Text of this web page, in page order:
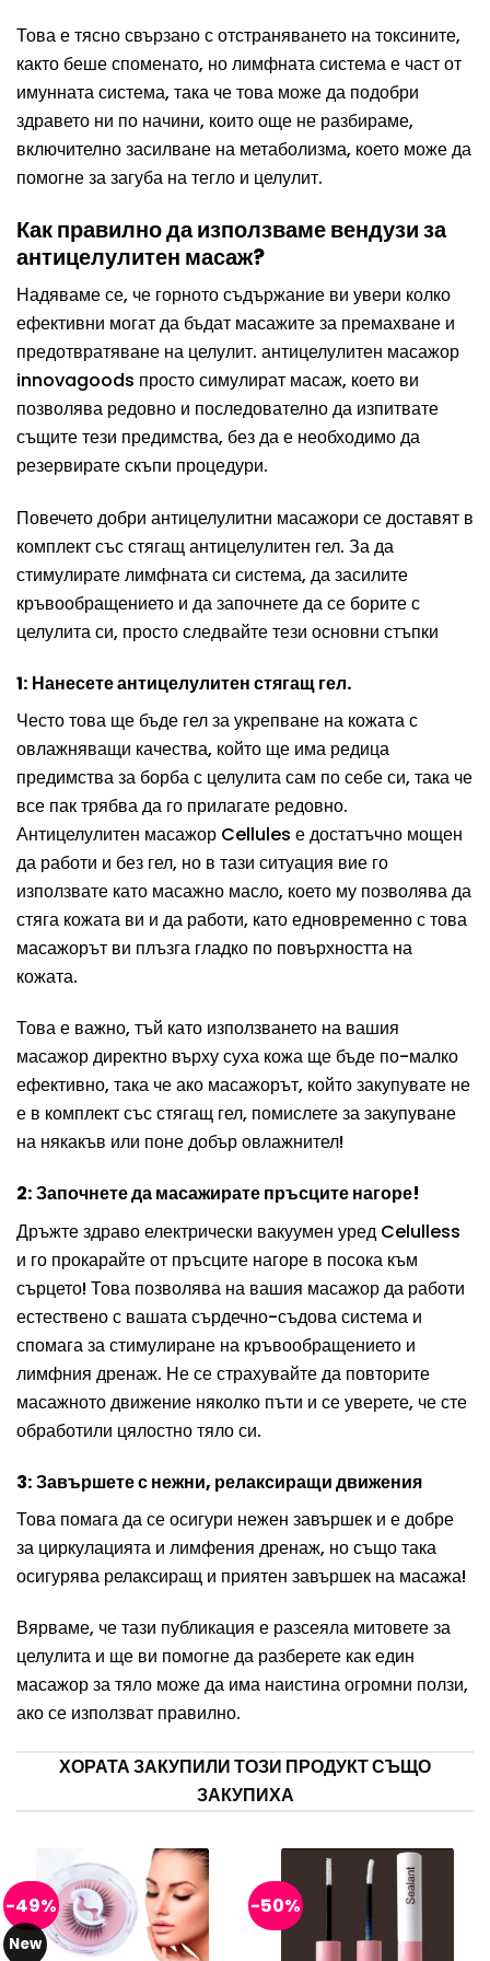
Това е тясно свързано с отстраняването на токсините,
както беше споменато, но лимфната система е част от
имунната система, така че това може да подобри
здравето ни по начини, които още не разбираме,
включително засилване на метаболизма, което може да
помогне за загуба на тегло и целулит.
Как правилно да използваме вендузи за
антицелулитен масаж?
Надяваме се, че горното съдържание ви увери колко
ефективни могат да бъдат масажите за премахване и
предотвратяване на целулит. антицелулитен масажор
innovagoods просто симулират масаж, което ви
позволява редовно и последователно да изпитвате
същите тези предимства, без да е необходимо да
резервирате скъпи процедури.
Повечето добри антицелулитни масажори се доставят в
комплект със стягащ антицелулитен гел. За да
стимулирате лимфната си система, да засилите
кръвообращението и да започнете да се борите с
целулита си, просто следвайте тези основни стъпки
1: Нанесете антицелулитен стягащ гел.
Често това ще бъде гел за укрепване на кожата с
овлажняващи качества, който ще има редица
предимства за борба с целулита сам по себе си, така че
все пак трябва да го прилагате редовно.
Антицелулитен масажор Cellules е достатъчно мощен
да работи и без гел, но в тази ситуация вие го
използвате като масажно масло, което му позволява да
стяга кожата ви и да работи, като едновременно с това
масажорът ви плъзга гладко по повърхността на
кожата.
Това е важно, тъй като използването на вашия
масажор директно върху суха кожа ще бъде по-малко
ефективно, така че ако масажорът, който закупувате не
е в комплект със стягащ гел, помислете за закупуване
на някакъв или поне добър овлажнител!
2: Започнете да масажирате пръсците нагоре!
Дръжте здраво електрически вакуумен уред Celulless
и го прокарайте от пръсците нагоре в посока към
сърцето! Това позволява на вашия масажор да работи
естествено с вашата сърдечно-съдова система и
спомага за стимулиране на кръвообращението и
лимфния дренаж. Не се страхувайте да повторите
масажното движение няколко пъти и се уверете, че сте
обработили цялостно тяло си.
3: Завършете с нежни, релаксиращи движения
Това помага да се осигури нежен завършек и е добре
за циркулацията и лимфения дренаж, но също така
осигурява релаксиращ и приятен завършек на масажа!
Вярваме, че тази публикация е разсеяла митовете за
целулита и ще ви помогне да разберете как един
масажор за тяло може да има наистина огромни ползи,
ако се използват правилно.
ХОРАТА ЗАКУПИЛИ ТОЗИ ПРОДУКТ СЪЩО
ЗАКУПИХА
-49%
New
-50%